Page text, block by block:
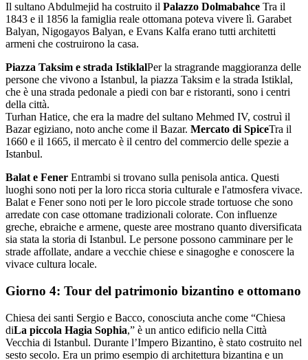
Il sultano Abdulmejid ha costruito il Palazzo Dolmabahce Tra il
1843 e il 1856 la famiglia reale ottomana poteva vivere lì. Garabet
Balyan, Nigogayos Balyan, e Evans Kalfa erano tutti architetti
armeni che costruirono la casa.
Piazza Taksim e strada IstiklalPer la stragrande maggioranza delle
persone che vivono a Istanbul, la piazza Taksim e la strada Istiklal,
che è una strada pedonale a piedi con bar e ristoranti, sono i centri
della città.
Turhan Hatice, che era la madre del sultano Mehmed IV, costruì il
Bazar egiziano, noto anche come il Bazar. Mercato di SpiceTra il
1660 e il 1665, il mercato è il centro del commercio delle spezie a
Istanbul.
Balat e Fener Entrambi si trovano sulla penisola antica. Questi
luoghi sono noti per la loro ricca storia culturale e l'atmosfera vivace.
Balat e Fener sono noti per le loro piccole strade tortuose che sono
arredate con case ottomane tradizionali colorate. Con influenze
greche, ebraiche e armene, queste aree mostrano quanto diversificata
sia stata la storia di Istanbul. Le persone possono camminare per le
strade affollate, andare a vecchie chiese e sinagoghe e conoscere la
vivace cultura locale.
Giorno 4: Tour del patrimonio bizantino e ottomano
Chiesa dei santi Sergio e Bacco, conosciuta anche come “Chiesa
diLa piccola Hagia Sophia,” è un antico edificio nella Città
Vecchia di Istanbul. Durante l’Impero Bizantino, è stato costruito nel
sesto secolo. Era un primo esempio di architettura bizantina e un